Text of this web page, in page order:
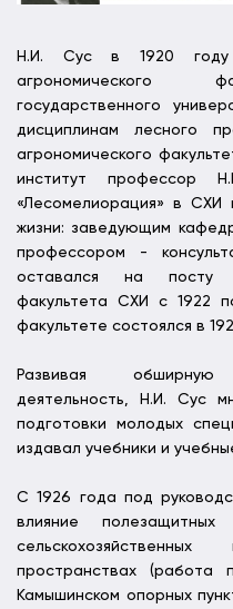
Н.И. Сус в 1920 году
агрономического
государственного
дисциплинам лесного
агрономического
институт профессор
«Лесомелиорация» в
жизни: заведующим
профессором -
оставался на посту
факультета СХИ с 1922
факультете состоялся в
Развивая обширную
деятельность, Н.И. Сус
подготовки молодых
издавал учебники и
С 1926 года под
влияние
пространствах (работа
Камышинском опорных